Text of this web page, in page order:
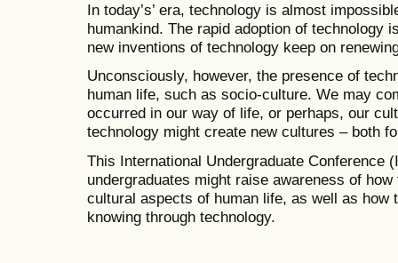
In today’s’ era, technology is almost
humankind. The rapid adoption of technology
new inventions of technology keep on
Unconsciously, however, the presence of
human life, such as socio-culture. We may
occurred in our way of life, or perhaps, our
technology might create new cultures – both
This International Undergraduate Conference
undergraduates might raise awareness of
cultural aspects of human life, as well as how
knowing through technology.